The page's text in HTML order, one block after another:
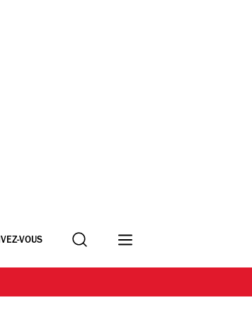
VOUS Recherche